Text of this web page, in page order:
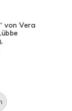
von Vera